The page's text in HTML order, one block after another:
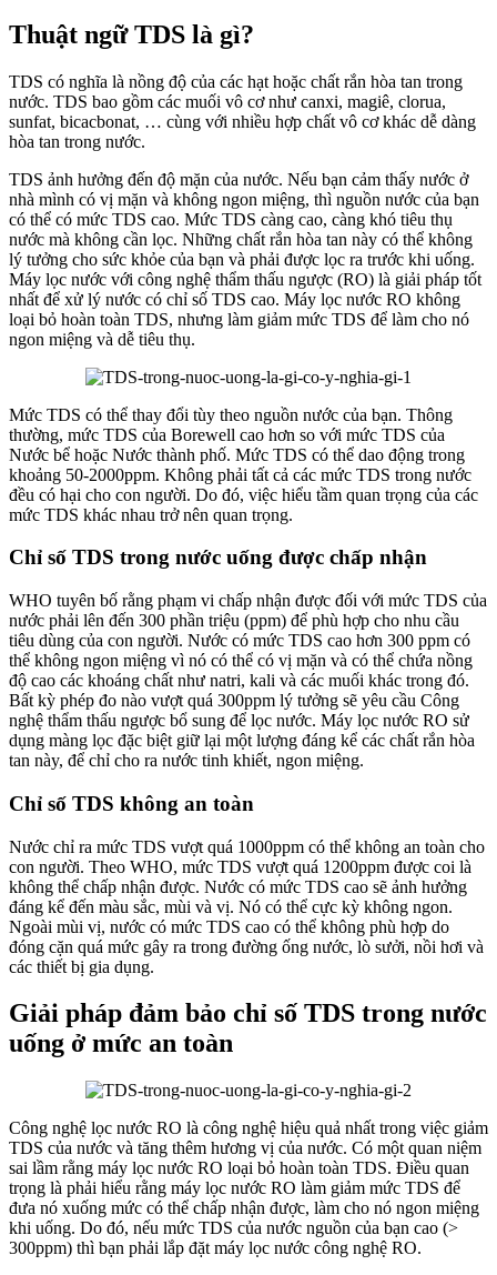
Thuật ngữ TDS là gì?
TDS có nghĩa là nồng độ của các hạt hoặc chất rắn hòa tan trong
nước. TDS bao gồm các muối vô cơ như canxi, magiê, clorua,
sunfat, bicacbonat, … cùng với nhiều hợp chất vô cơ khác dễ dàng
hòa tan trong nước.
TDS ảnh hưởng đến độ mặn của nước. Nếu bạn cảm thấy nước ở
nhà mình có vị mặn và không ngon miệng, thì nguồn nước của bạn
có thể có mức TDS cao. Mức TDS càng cao, càng khó tiêu thụ
nước mà không cần lọc. Những chất rắn hòa tan này có thể không
lý tưởng cho sức khỏe của bạn và phải được lọc ra trước khi uống.
Máy lọc nước với công nghệ thẩm thấu ngược (RO) là giải pháp tốt
nhất để xử lý nước có chỉ số TDS cao. Máy lọc nước RO không
loại bỏ hoàn toàn TDS, nhưng làm giảm mức TDS để làm cho nó
ngon miệng và dễ tiêu thụ.
Mức TDS có thể thay đổi tùy theo nguồn nước của bạn. Thông
thường, mức TDS của Borewell cao hơn so với mức TDS của
Nước bể hoặc Nước thành phố. Mức TDS có thể dao động trong
khoảng 50-2000ppm. Không phải tất cả các mức TDS trong nước
đều có hại cho con người. Do đó, việc hiểu tầm quan trọng của các
mức TDS khác nhau trở nên quan trọng.
Chỉ số TDS trong nước uống được chấp nhận
WHO tuyên bố rằng phạm vi chấp nhận được đối với mức TDS của
nước phải lên đến 300 phần triệu (ppm) để phù hợp cho nhu cầu
tiêu dùng của con người. Nước có mức TDS cao hơn 300 ppm có
thể không ngon miệng vì nó có thể có vị mặn và có thể chứa nồng
độ cao các khoáng chất như natri, kali và các muối khác trong đó.
Bất kỳ phép đo nào vượt quá 300ppm lý tưởng sẽ yêu cầu Công
nghệ thẩm thấu ngược bổ sung để lọc nước. Máy lọc nước RO sử
dụng màng lọc đặc biệt giữ lại một lượng đáng kể các chất rắn hòa
tan này, để chỉ cho ra nước tinh khiết, ngon miệng.
Chỉ số TDS không an toàn
Nước chỉ ra mức TDS vượt quá 1000ppm có thể không an toàn cho
con người. Theo WHO, mức TDS vượt quá 1200ppm được coi là
không thể chấp nhận được. Nước có mức TDS cao sẽ ảnh hưởng
đáng kể đến màu sắc, mùi và vị. Nó có thể cực kỳ không ngon.
Ngoài mùi vị, nước có mức TDS cao có thể không phù hợp do
đóng cặn quá mức gây ra trong đường ống nước, lò sưởi, nồi hơi và
các thiết bị gia dụng.
Giải pháp đảm bảo chỉ số TDS trong nước
uống ở mức an toàn
Công nghệ lọc nước RO là công nghệ hiệu quả nhất trong việc giảm
TDS của nước và tăng thêm hương vị của nước. Có một quan niệm
sai lầm rằng máy lọc nước RO loại bỏ hoàn toàn TDS. Điều quan
trọng là phải hiểu rằng máy lọc nước RO làm giảm mức TDS để
đưa nó xuống mức có thể chấp nhận được, làm cho nó ngon miệng
khi uống. Do đó, nếu mức TDS của nước nguồn của bạn cao (>
300ppm) thì bạn phải lắp đặt máy lọc nước công nghệ RO.